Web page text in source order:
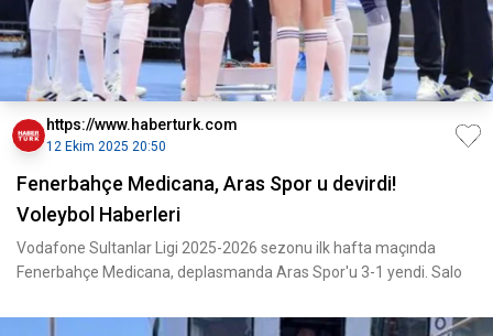
https://www.haberturk.com
12 Ekim 2025 20:50
Fenerbahçe Medicana, Aras Spor u devirdi!
Voleybol Haberleri
Vodafone Sultanlar Ligi 2025-2026 sezonu ilk hafta maçında
Fenerbahçe Medicana, deplasmanda Aras Spor'u 3-1 yendi. Salo